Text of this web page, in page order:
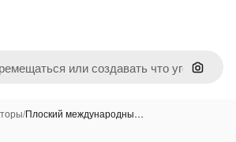
Поиск
/Плоский международны…